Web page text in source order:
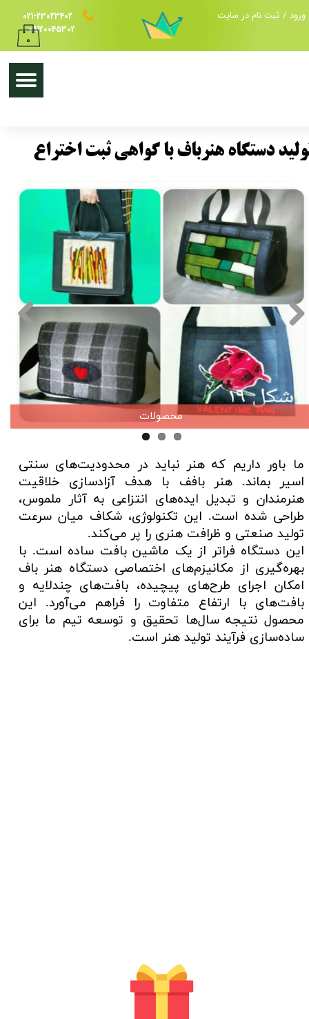
021-23023402
09120045302
ورود / ثبت نام در سایت
۰
دستگاه هنرباف با گواهی ثبت اختراع
ما باور داریم که هنر نباید در محدودیت‌های سنتی
اسیر بماند. هنر بافف با هدف آزادسازی خلاقیت
هنرمندان و تبدیل ایده‌های انتزاعی به آثار ملموس،
طراحی شده است. این تکنولوژی، شکاف میان سرعت
تولید صنعتی و ظرافت هنری را پر می‌کند.​​​​​​​
این دستگاه فراتر از یک ماشین بافت ساده است. با
بهره‌گیری از مکانیزم‌های اختصاصی دستگاه هنر باف
امکان اجرای طرح‌های پیچیده، بافت‌های چندلایه و
بافت‌های با ارتفاع متفاوت را فراهم می‌آورد. این
محصول نتیجه سال‌ها تحقیق و توسعه تیم ما برای
ساده‌سازی فرآیند تولید هنر است.
محصولات